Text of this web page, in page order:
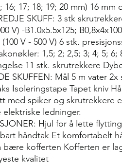
16; 17; 18; 19; 20 mm) 16 mm
SKUFF: 3 stk
V) -B1.0x5.5x125;
V - 500 V) 6 stk.
1,5; 2; 2,5; 3; 4; 5; 6;
11 stk. skrutrekkere
SKUFFEN: Mål 5 m vater 2x
Isoleringstape Tapet kniv
med spiker og skrutrekkere
ledninger.
Hjul for å lette
håndtak Et komfortabelt
bære kofferten Kofferten er
kvalitet